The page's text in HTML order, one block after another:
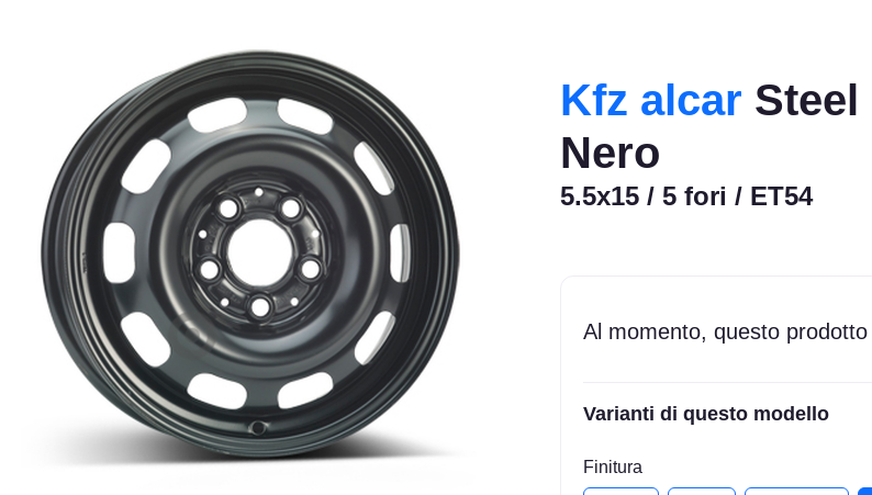
Kfz alcar Steel
Nero
5.5x15 / 5 fori / ET54
Al momento, questo
Varianti di questo modello
Finitura